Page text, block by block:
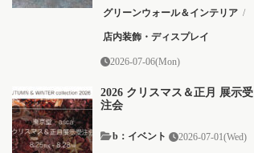
グリーンウォール＆インテリア /
店内装飾・ディスプレイ
2026-07-06(Mon)
2026 クリスマス＆正月 展示受
注会
b：イベント 2026-07-01(Wed)